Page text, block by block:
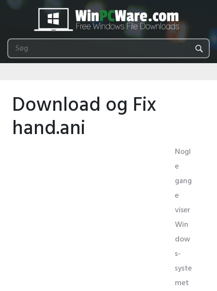
Download og Fix
hand.ani
Nogl
e
gang
e
viser
Win
dow
s-
syste
met